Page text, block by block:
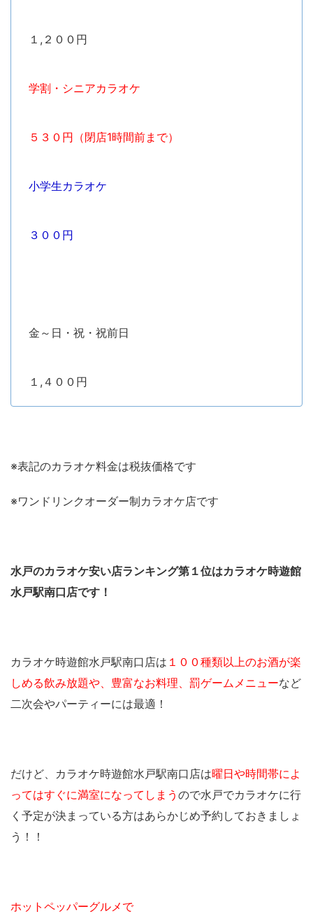
１,２００円
学割・シニアカラオケ
５３０円（閉店1時間前まで）
小学生カラオケ
３００円
金～日・祝・祝前日
１,４００円
※表記のカラオケ料金は税抜価格です
※ワンドリンクオーダー制カラオケ店です
水戸のカラオケ安い店ランキング第１位はカラオケ時遊館
水戸駅南口店です！
カラオケ時遊館水戸駅南口店は １００種類以上のお酒が楽
しめる飲み放題や、豊富なお料理、罰ゲームメニューなど
二次会やパーティーには最適！
だけど、カラオケ時遊館水戸駅南口店は曜日や時間帯によ
ってはすぐに満室になってしまう ので水戸でカラオケに行
く予定が決まっている方はあらかじめ予約しておきましょ
う！！
ホットペッパーグルメで